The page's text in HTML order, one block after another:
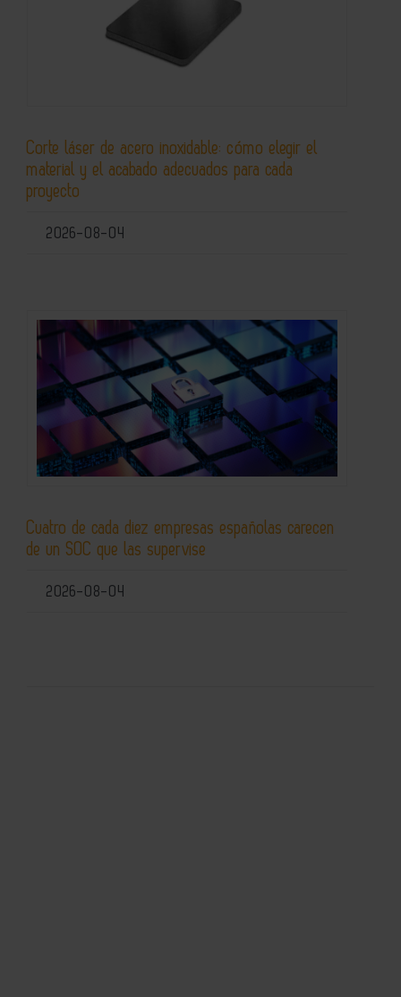
Corte láser de acero inoxidable: cómo elegir el
material y el acabado adecuados para cada
proyecto
2026-08-04
Cuatro de cada diez empresas españolas carecen
de un SOC que las supervise
2026-08-04